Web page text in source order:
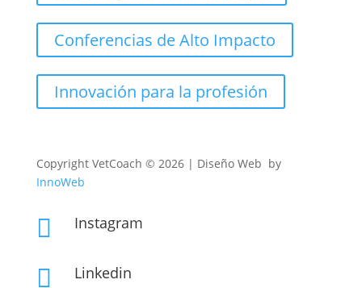
Conferencias de Alto Impacto
Innovación para la profesión
CopyrightVetCoach © 2026 | Diseño Web by
InnoWeb
 Instagram
 Linkedin